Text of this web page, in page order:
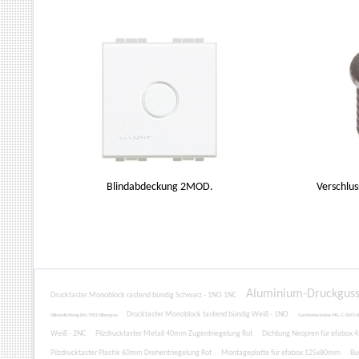
Blindabdeckung 2MOD.
COMBI 607-
Drucktaster Monoblock rastend bündig Schwarz - 1NO 1NC Aluminium-
Silikondichtung RAL7001 Silbergrau Drucktaster Monoblock tastend bündig Weiß - 1NO Gerätesteckdose MIL-C-5015
Weiß - 2NC Pilzdrucktaster Metall 40mm Zugentriegelung Rot Dichtung Neopren für efabox
Pilzdrucktaster Plastik 60mm Drehentriegelung Rot Montageplatte für efabox 125x80mm